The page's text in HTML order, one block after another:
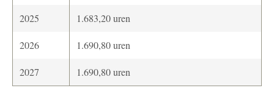
2025 1.683,20 uren
2026 1.690,80 uren
2027 1.690,80 uren